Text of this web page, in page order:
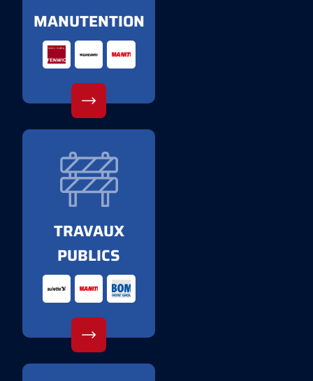
MANUTENTION
TRAVAUX
PUBLICS